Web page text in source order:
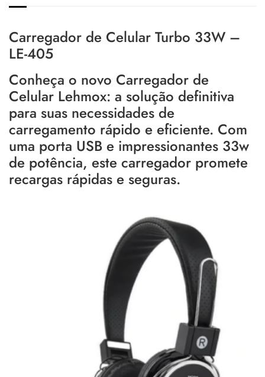
Carregador de Celular Turbo 33W –
LE-405
Conheça o novo Carregador de
Celular Lehmox: a solução definitiva
para suas necessidades de
carregamento rápido e eficiente. Com
uma porta USB e impressionantes 33w
de potência, este carregador promete
recargas rápidas e seguras.